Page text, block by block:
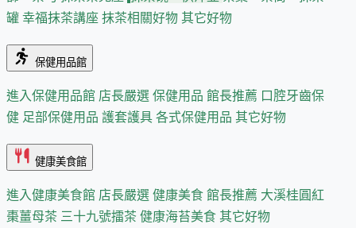
罐 幸福抹茶講座 抹茶相關好物 其它好物
保健用品館
進入保健用品館 店長嚴選 保健用品 館長推薦 口腔牙齒保
健 足部保健用品 護套護具 各式保健用品 其它好物
健康美食館
進入健康美食館 店長嚴選 健康美食 館長推薦 大溪桂圓紅
棗薑母茶 三十九號擂茶 健康海苔美食 其它好物